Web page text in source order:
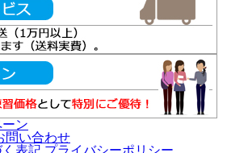
問い合わせ